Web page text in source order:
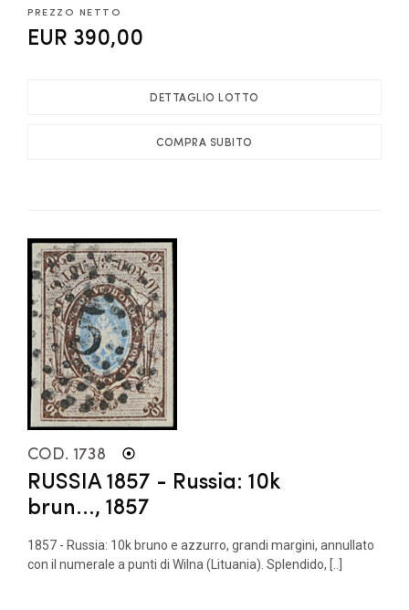
PREZZO NETTO
EUR 390,00
DETTAGLIO LOTTO
COMPRA SUBITO
COD. 1738
RUSSIA 1857 - Russia: 10k
brun..., 1857
1857 - Russia: 10k bruno e azzurro, grandi margini, annullato
con il numerale a punti di Wilna (Lituania). Splendido, [..]